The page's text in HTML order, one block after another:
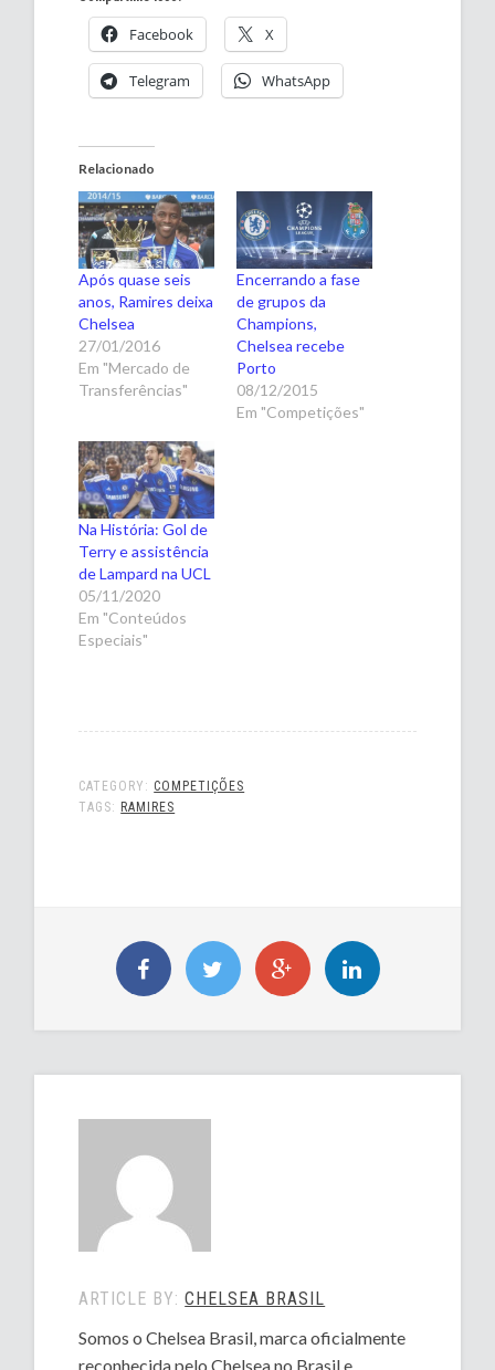
Facebook X
Telegram WhatsApp
Relacionado
Após quase seis
anos, Ramires deixa
Chelsea
27/01/2016
Em "Mercado de
Transferências"
Encerrando a fase
de grupos da
Champions,
Chelsea recebe
Porto
08/12/2015
Em "Competições"
Na História: Gol de
Terry e assistência
de Lampard na UCL
05/11/2020
Em "Conteúdos
Especiais"
CATEGORY: COMPETIÇÕES
TAGS: RAMIRES
ARTICLE BY:CHELSEA BRASIL
Somos o Chelsea Brasil, marca oficialmente
reconhecida pelo Chelsea no Brasil e